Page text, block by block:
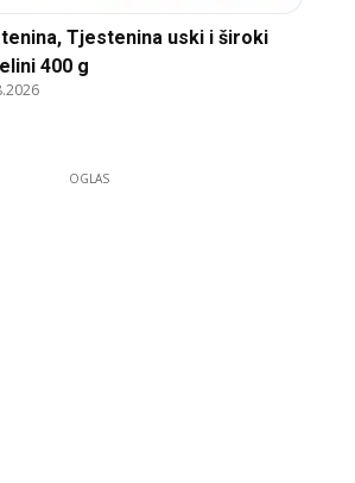
Tjestenina uski i široki
400 g
OGLAS